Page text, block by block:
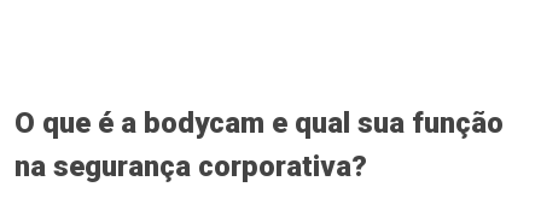
O que é a bodycam e qual sua função
na segurança corporativa?